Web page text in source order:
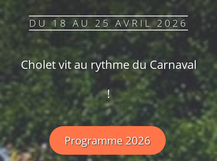
DU 18 AU 25 AVRIL 2026
Cholet vit au rythme du Carnaval
!
Programme 2026
DU 18 AU 25 AVRIL 2026
Cholet vit au rythme du Carnaval
!
Programme 2026